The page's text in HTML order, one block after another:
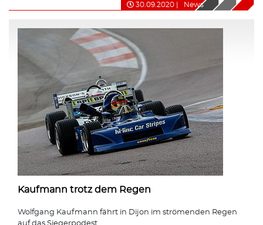
30.09.2020 News
Kaufmann trotz dem Regen
Wolfgang Kaufmann fährt in Dijon im strömenden Regen
auf das Siegerpodest.